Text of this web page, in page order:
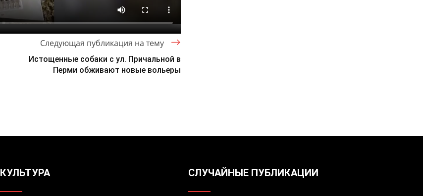
Следующая публикация на тему
Истощенные собаки с ул. Причальной в
Перми обживают новые вольеры
КУЛЬТУРА СЛУЧАЙНЫЕ ПУБЛИКАЦИИ